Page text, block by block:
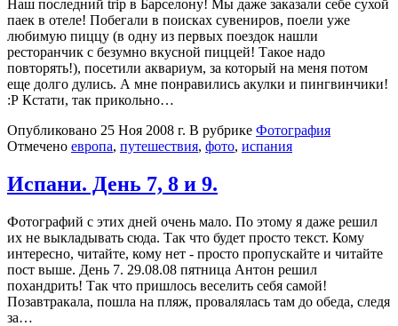
Наш последний trip в Барселону! Мы даже заказали себе сухой
паек в отеле! Побегали в поисках сувениров, поели уже
любимую пиццу (в одну из первых поездок нашли
ресторанчик с безумно вкусной пиццей! Такое надо
повторять!), посетили аквариум, за который на меня потом
еще долго дулись. А мне понравились акулки и пингвинчики!
:Р Кстати, так прикольно…
Опубликовано 25 Ноя 2008 г. В рубрике Фотография
Отмечено европа, путешествия, фото, испания
Испани. День 7, 8 и 9.
Фотографий с этих дней очень мало. По этому я даже решил
их не выкладывать сюда. Так что будет просто текст. Кому
интересно, читайте, кому нет - просто пропускайте и читайте
пост выше. День 7. 29.08.08 пятница Антон решил
похандрить! Так что пришлось веселить себя самой!
Позавтракала, пошла на пляж, провалялась там до обеда, следя
за…